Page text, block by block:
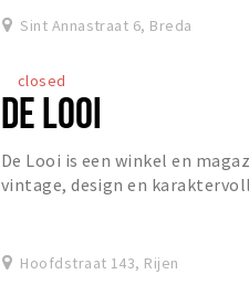
Sint Annastraat 6, Breda
closed
DE LOOI
De Looi is een winkel en
vintage, design en
Hoofdstraat 143, Rijen